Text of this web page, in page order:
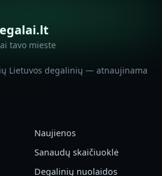
tavo mieste
Lietuvos degalinių — atnaujinama
Naujienos
Sanaudų skaičiuoklė
Degalinių nuolaidos